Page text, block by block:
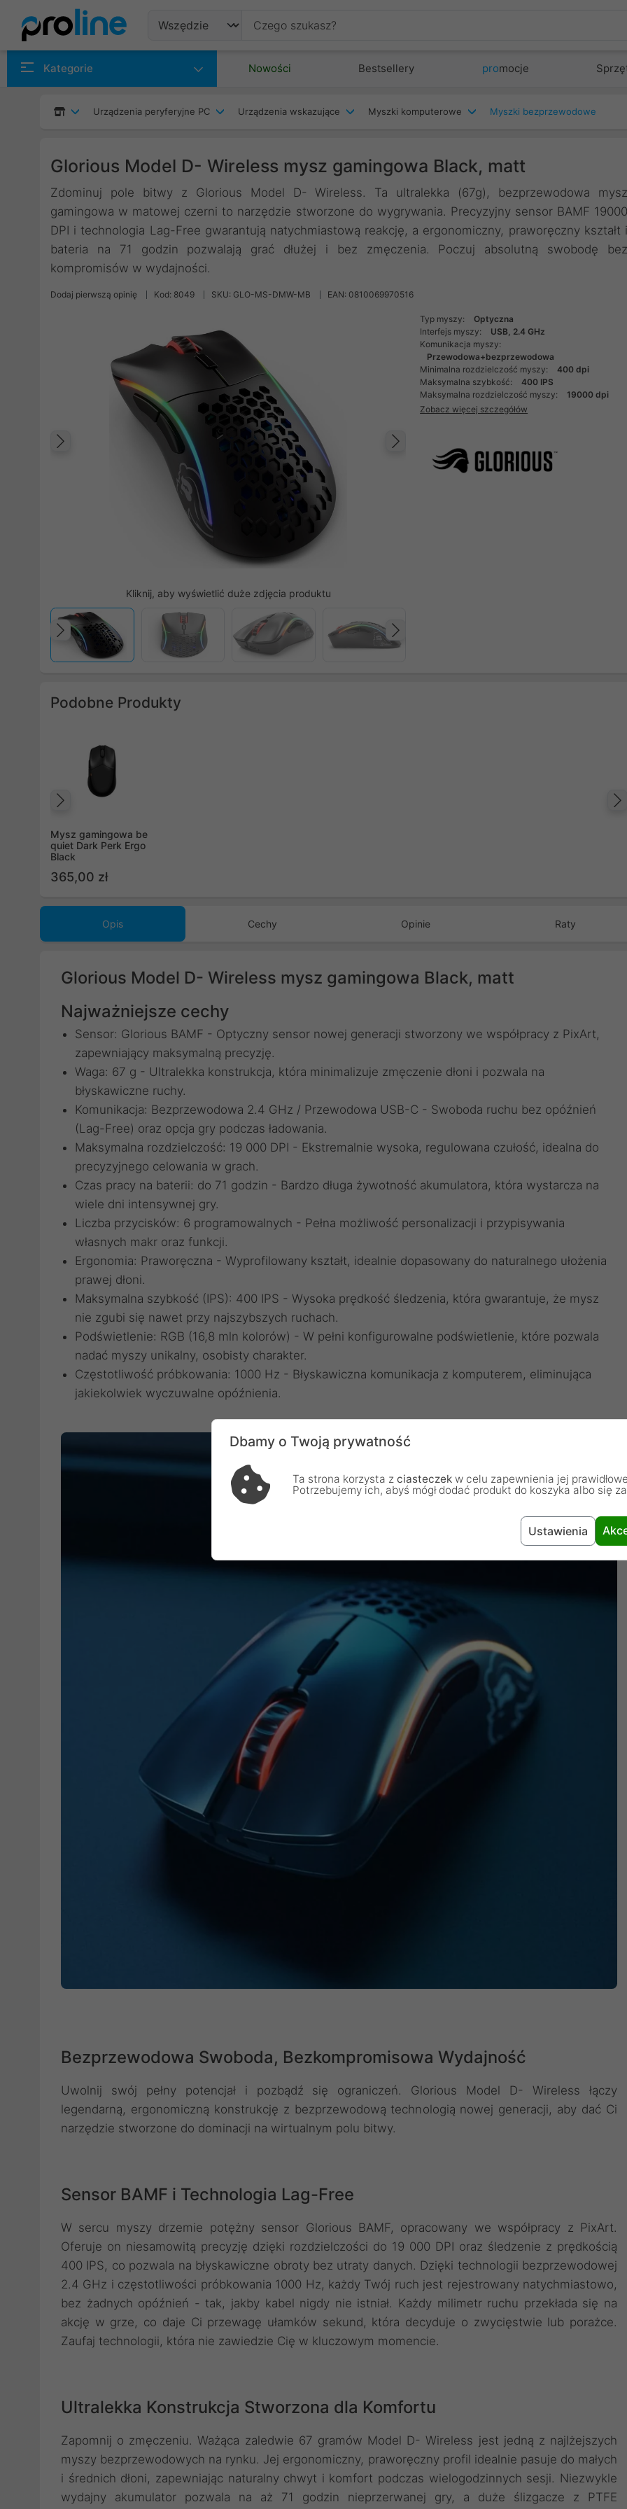
Kategorie Nowości Bestsellery promocje
Urządzenia peryferyjne PC Urządzenia wskazujące Myszki komputerowe Myszki bezprzewodowe
Glorious Model D- Wireless mysz gamingowa Black, matt
Zdominuj pole bitwy z Glorious Model D- Wireless. Ta ultralekka (67g), bezprzewodowa mysz
gamingowa w matowej czerni to narzędzie stworzone do wygrywania. Precyzyjny sensor BAMF 19000
DPI i technologia Lag-Free gwarantują natychmiastową reakcję, a ergonomiczny, praworęczny kształt i
bateria na 71 godzin pozwalają grać dłużej i bez zmęczenia. Poczuj absolutną swobodę bez
kompromisów w wydajności.
Dodaj pierwszą opinię Kod: 8049 SKU: GLO-MS-DMW-MB EAN: 0810069970516
Następny
Poprzedni
Kliknij, aby wyświetlić duże zdjęcia produktu
Następny
Poprzedni
Typ myszy:
Optyczna
Interfejs myszy:
USB, 2.4 GHz
Komunikacja myszy:
Przewodowa+bezprzewodowa
Minimalna rozdzielczość myszy:
400 dpi
Maksymalna szybkość:
400 IPS
Maksymalna rozdzielczość myszy:
19000 dpi
Zobacz więcej szczegółów
Podobne Produkty
Mysz gamingowa be
quiet Dark Perk Ergo
Black
365,00 zł
Opis Cechy Opinie Raty
Glorious Model D- Wireless mysz gamingowa Black, matt
Najważniejsze cechy
Sensor: Glorious BAMF - Optyczny sensor nowej generacji stworzony we współpracy z PixArt,
zapewniający maksymalną precyzję.
Waga: 67 g - Ultralekka konstrukcja, która minimalizuje zmęczenie dłoni i pozwala na
błyskawiczne ruchy.
Komunikacja: Bezprzewodowa 2.4 GHz / Przewodowa USB-C - Swoboda ruchu bez opóźnień
(Lag-Free) oraz opcja gry podczas ładowania.
Maksymalna rozdzielczość: 19 000 DPI - Ekstremalnie wysoka, regulowana czułość, idealna do
precyzyjnego celowania w grach.
Czas pracy na baterii: do 71 godzin - Bardzo długa żywotność akumulatora, która wystarcza na
wiele dni intensywnej gry.
Liczba przycisków: 6 programowalnych - Pełna możliwość personalizacji i przypisywania
własnych makr oraz funkcji.
Ergonomia: Praworęczna - Wyprofilowany kształt, idealnie dopasowany do naturalnego ułożenia
prawej dłoni.
Maksymalna szybkość (IPS): 400 IPS - Wysoka prędkość śledzenia, która gwarantuje, że mysz
nie zgubi się nawet przy najszybszych ruchach.
Podświetlenie: RGB (16,8 mln kolorów) - W pełni konfigurowalne podświetlenie, które pozwala
nadać myszy unikalny, osobisty charakter.
Częstotliwość próbkowania: 1000 Hz - Błyskawiczna komunikacja z komputerem, eliminująca
jakiekolwiek wyczuwalne opóźnienia.
Bezprzewodowa Swoboda, Bezkompromisowa Wydajność
Uwolnij swój pełny potencjał i pozbądź się ograniczeń. Glorious Model D- Wireless łączy
legendarną, ergonomiczną konstrukcję z bezprzewodową technologią nowej generacji, aby dać Ci
narzędzie stworzone do dominacji na wirtualnym polu bitwy.
Sensor BAMF i Technologia Lag-Free
W sercu myszy drzemie potężny sensor Glorious BAMF, opracowany we współpracy z PixArt.
Oferuje on niesamowitą precyzję dzięki rozdzielczości do 19 000 DPI oraz śledzenie z prędkością
400 IPS, co pozwala na błyskawiczne obroty bez utraty danych. Dzięki technologii bezprzewodowej
2.4 GHz i częstotliwości próbkowania 1000 Hz, każdy Twój ruch jest rejestrowany natychmiastowo,
bez żadnych opóźnień - tak, jakby kabel nigdy nie istniał. Każdy milimetr ruchu przekłada się na
akcję w grze, co daje Ci przewagę ułamków sekund, która decyduje o zwycięstwie lub porażce.
Zaufaj technologii, która nie zawiedzie Cię w kluczowym momencie.
Ultralekka Konstrukcja Stworzona dla Komfortu
Zapomnij o zmęczeniu. Ważąca zaledwie 67 gramów Model D- Wireless jest jedną z najlżejszych
myszy bezprzewodowych na rynku. Jej ergonomiczny, praworęczny profil idealnie pasuje do małych
i średnich dłoni, zapewniając naturalny chwyt i komfort podczas wielogodzinnych sesji. Niezwykle
wydajny akumulator pozwala na aż 71 godzin nieprzerwanej gry, a duże ślizgacze z PTFE
Dbamy o Twoją prywatność
Ta strona korzysta z ciasteczek w celu zapewnienia jej
Potrzebujemy ich, abyś mógł dodać produkt do koszyka albo się
Ustawienia